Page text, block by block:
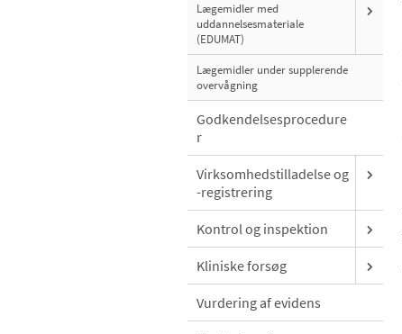
Lægemidler med
uddannelsesmateriale
(EDUMAT)
Lægemidler under supplerende
overvågning
Godkendelsesprocedure
r
Virksomhedstilladelse og
-registrering
Kontrol og inspektion
Kliniske forsøg
Vurdering af evidens